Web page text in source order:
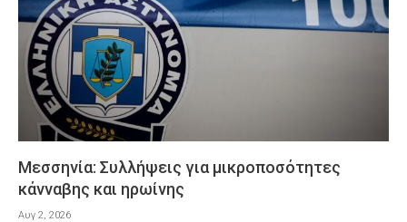
Μεσσηνία: Συλλήψεις για μικροποσότητες
κάνναβης και ηρωίνης
Αυγ 2, 2026